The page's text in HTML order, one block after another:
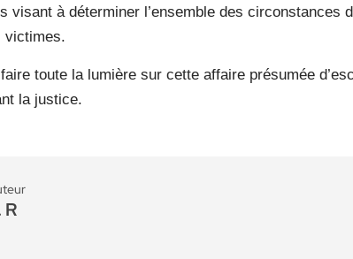
visant à déterminer l’ensemble des circonstances
victimes.
toute la lumière sur cette affaire présumée
la justice.
R